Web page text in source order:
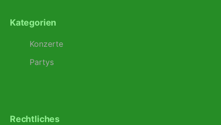
Kategorien
Konzerte
Partys
Rechtliches